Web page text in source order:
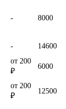
- 8000
-
14600
от 200
₽
6000
от 200
₽
12500